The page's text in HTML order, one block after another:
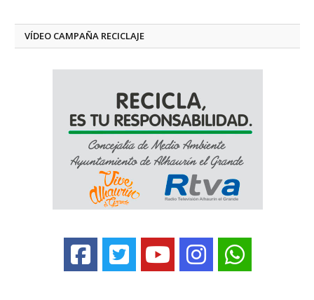
VÍDEO CAMPAÑA RECICLAJE